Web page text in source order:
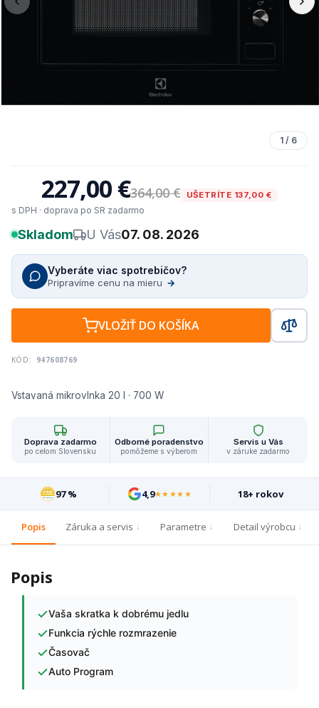
1 / 6
Vstavaná mikrovlnka 20 l · 700 W
227,00 €364,00 € UŠETRÍTE 137,00 €
s DPH · doprava po SR zadarmo
Skladom U Vás07. 08. 2026
Vyberáte viac spotrebičov?
Pripravíme cenu na mieru →
VLOŽIŤ DO KOŠÍKA
KÓD: 947608769
Doprava zadarmo
po celom Slovensku
Odborné poradenstvo
pomôžeme s výberom
Servis u Vás
v záruke zadarmo
97 % 4,9★★★★★ 18+ rokov
Popis Záruka a servis Parametre Detail výrobcu
Popis
Vaša skratka k dobrému jedlu
Funkcia rýchle rozmrazenie
Časovač
Auto Program